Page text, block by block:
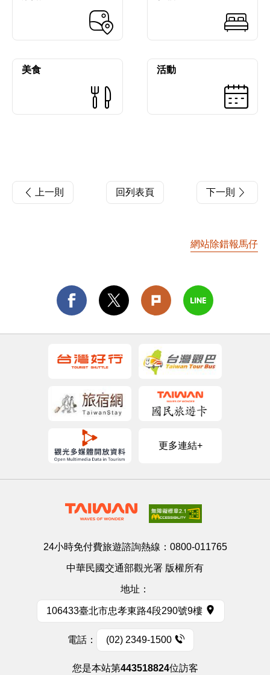
美食 活動
上一則 回列表頁 下一則
網站除錯報馬仔
更多連結+
24小時免付費旅遊諮詢熱線： 0800-011765
中華民國交通部觀光署 版權所有
地址：
106433臺北市忠孝東路4段290號9樓
電話： (02) 2349-1500
您是本站第443518824位訪客